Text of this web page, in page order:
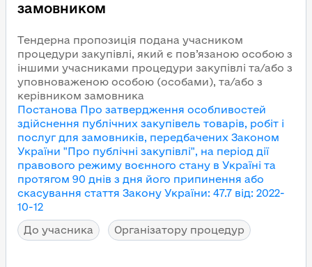
замовником
Тендерна пропозиція подана учасником
процедури закупівлі, який є пов’язаною особою з
іншими учасниками процедури закупівлі та/або з
уповноваженою особою (особами), та/або з
керівником замовника
Постанова Про затвердження особливостей
здійснення публічних закупівель товарів, робіт і
послуг для замовників, передбачених Законом
України "Про публічні закупівлі", на період дії
правового режиму воєнного стану в Україні та
протягом 90 днів з дня його припинення або
скасування стаття Закону України: 47.7 від: 2022-
10-12
До учасника
Організатору процедур